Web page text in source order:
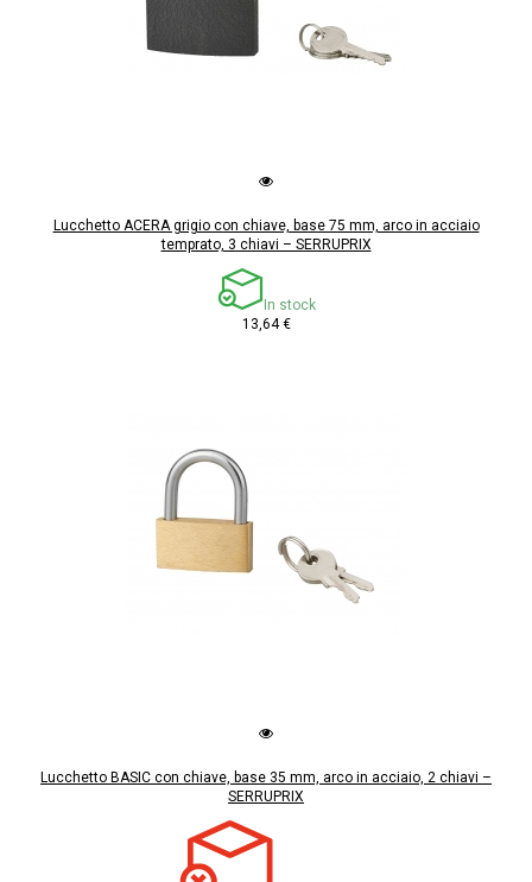
Lucchetto ACERA grigio con chiave, base 75 mm, arco in acciaio
temprato, 3 chiavi – SERRUPRIX
In stock
13,64 €
Lucchetto BASIC con chiave, base 35 mm, arco in acciaio, 2 chiavi –
SERRUPRIX